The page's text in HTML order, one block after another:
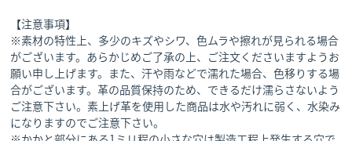
【注意事項】
※素材の特性上、多少のキズやシワ、色ムラや擦れが見られる場合
がございます。あらかじめご了承の上、ご注文くださいますようお
願い申し上げます。また、汗や雨などで濡れた場合、色移りする場
合がございます。革の品質保持のため、できるだけ濡らさないよう
ご注意下さい。素上げ革を使用した商品は水や汚れに弱く、水染み
になりますのでご注意下さい。